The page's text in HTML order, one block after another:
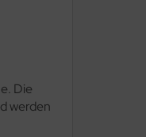
Die
werden